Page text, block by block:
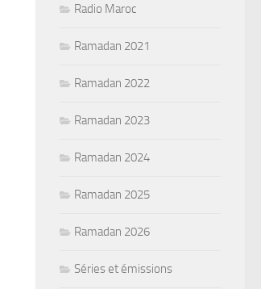
Radio Maroc
Ramadan 2021
Ramadan 2022
Ramadan 2023
Ramadan 2024
Ramadan 2025
Ramadan 2026
Séries et émissions